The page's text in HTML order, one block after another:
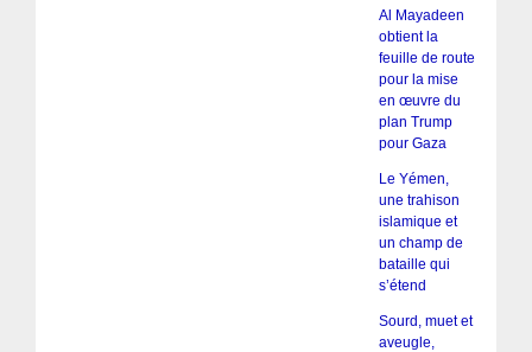
Al Mayadeen
obtient la
feuille de route
pour la mise
en œuvre du
plan Trump
pour Gaza
Le Yémen,
une trahison
islamique et
un champ de
bataille qui
s’étend
Sourd, muet et
aveugle,